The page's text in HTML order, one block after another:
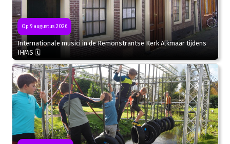
Op 9 augustus 2026
Internationale musici in de Remonstrantse Kerk Alkmaar tijdens
IHMS 🗓